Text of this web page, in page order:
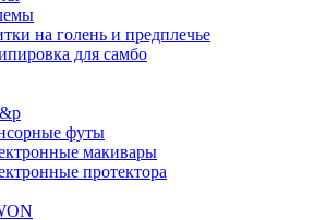
на голень и предплечье
для самбо
футы
макивары
протектора